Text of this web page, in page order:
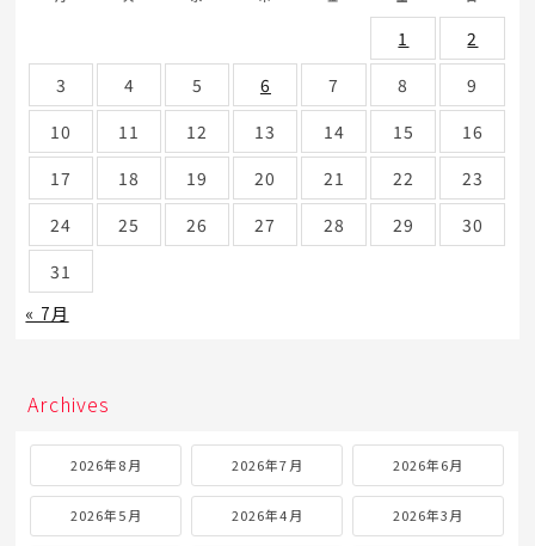
1
2
3
4 5 6 7 8
9
10
11 12 13 14 15
16
17
18 19 20 21 22
23
24
25 26 27 28 29
30
31
« 7月
Archives
2026年8月 2026年7月 2026年6月
2026年5月 2026年4月 2026年3月